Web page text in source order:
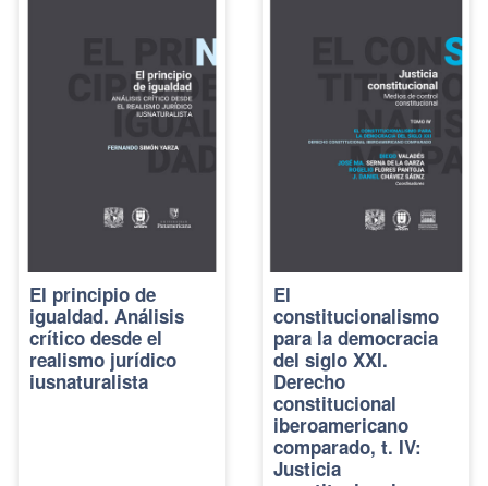
El principio de
igualdad. Análisis
crítico desde el
realismo jurídico
iusnaturalista
El
constitucionalismo
para la democracia
del siglo XXI.
Derecho
constitucional
iberoamericano
comparado, t. IV:
Justicia